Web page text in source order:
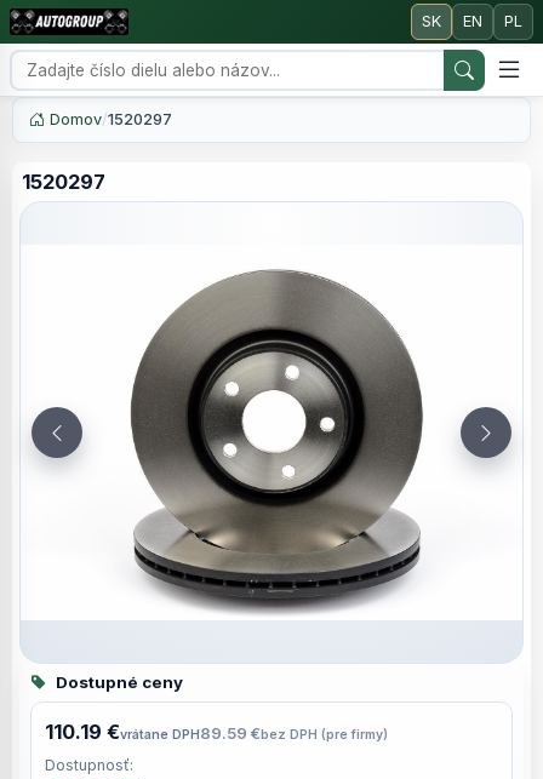
SK EN PL
Domov/1520297
1520297
Dostupné ceny
110.19 €vrátane DPH89.59 €bez DPH (pre firmy)
Dostupnosť: